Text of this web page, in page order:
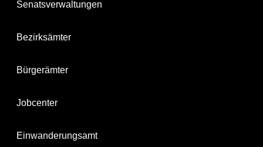
Senatsverwaltungen
Bezirksämter
Bürgerämter
Jobcenter
Einwanderungsamt